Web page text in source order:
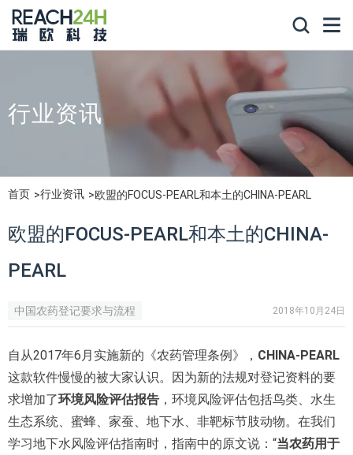
行业资讯
首页 行业资讯 欧盟的FOCUS-PEARL和本土的CHINA-PEARL
欧盟的FOCUS-PEARL和本土的CHINA-
PEARL
中国农药登记要求与流程
欧盟农药登记法规及要求
2018年10月24日
自从2017年6月实施新的《农药管理条例》， CHINA-PEARL
这款软件慢慢的被大家认识。因为新的法规对登记资料的要
求增加了环境风险评估报告 ，环境风险评估包括鸟类、水生
生态系统、蜜蜂、家蚕、地下水、非靶标节肢动物。在我们
学习地下水风险评估指南时，指南中的原文说：“当农药用于